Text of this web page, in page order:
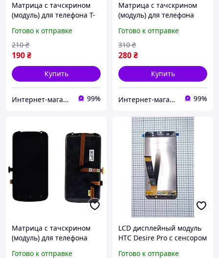
Матрица с тачскрином
(модуль) для телефона T-
черный
Готово к отправке
190₴
210 ₴
Купить
Интернет-магазин "SmartPart" 99%
Матрица с тачскрином
(модуль) для телефона
черный
Готово к отправке
280₴
310 ₴
Купить
Интернет-магазин "SmartPart" 99%
Матрица с тачскрином
(модуль) для телефона
Готово к отправке
LCD дисплейный модуль
HTC Desire Pro с сенсором
Готово к отправке